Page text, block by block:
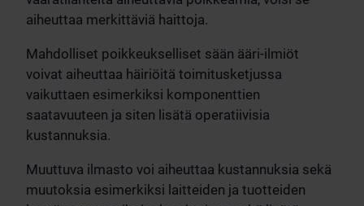
aiheuttaa merkittäviä haittoja.
Mahdolliset poikkeukselliset sään ääri-ilmiöt
voivat aiheuttaa häiriöitä toimitusketjussa
vaikuttaen esimerkiksi komponenttien
saatavuuteen ja siten lisätä operatiivisia
kustannuksia.
Muuttuva ilmasto voi aiheuttaa kustannuksia sekä
muutoksia esimerkiksi laitteiden ja tuotteiden